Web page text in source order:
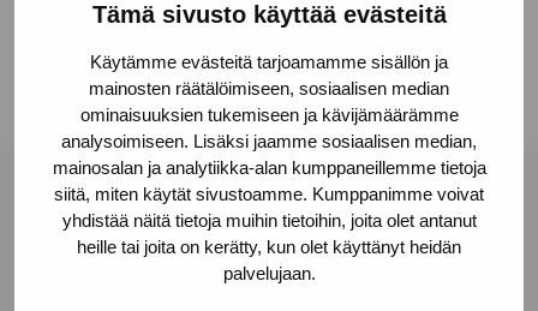
Tämä sivusto käyttää evästeitä
Käytämme evästeitä tarjoamamme sisällön ja
mainosten räätälöimiseen, sosiaalisen median
ominaisuuksien tukemiseen ja kävijämäärämme
analysoimiseen. Lisäksi jaamme sosiaalisen median,
mainosalan ja analytiikka-alan kumppaneillemme tietoja
siitä, miten käytät sivustoamme. Kumppanimme voivat
yhdistää näitä tietoja muihin tietoihin, joita olet antanut
heille tai joita on kerätty, kun olet käyttänyt heidän
palvelujaan.
Facebook
Linkedin
Pro Artibus -säätiö